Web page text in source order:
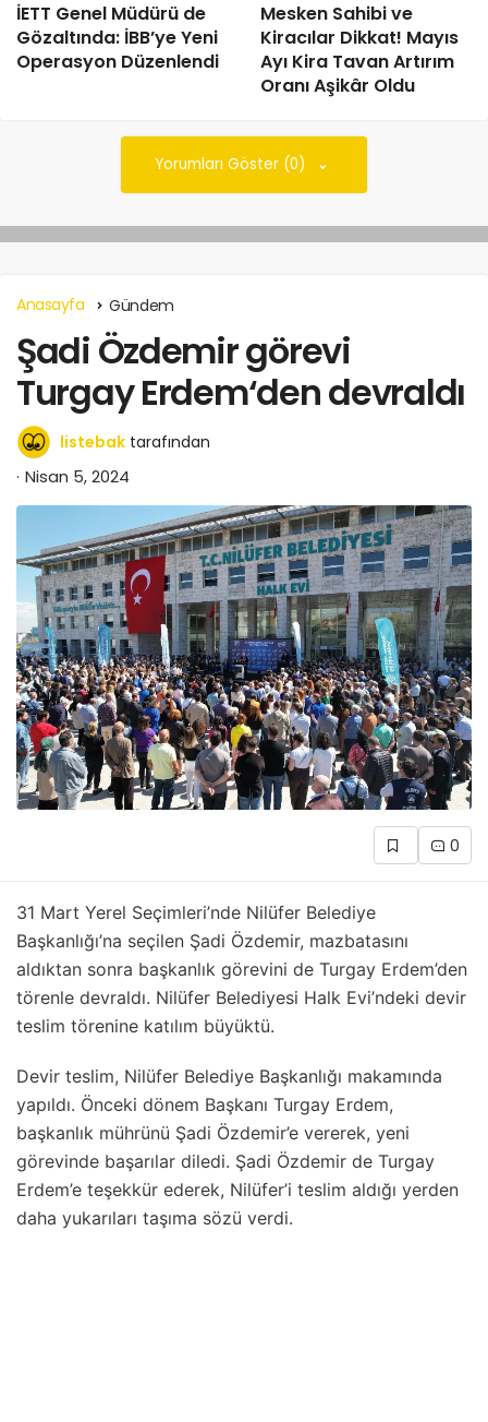
İETT Genel Müdürü de
Gözaltında: İBB’ye Yeni
Operasyon Düzenlendi
Mesken Sahibi ve
Kiracılar Dikkat! Mayıs
Ayı Kira Tavan Artırım
Oranı Aşikâr Oldu
Yorumları Göster (0)
Anasayfa Gündem
Şadi Özdemir görevi
Turgay Erdem‘den devraldı
listebak tarafından
Nisan 5, 2024
0
31 Mart Yerel Seçimleri’nde Nilüfer Belediye
Başkanlığı’na seçilen Şadi Özdemir, mazbatasını
aldıktan sonra başkanlık görevini de Turgay Erdem’den
törenle devraldı. Nilüfer Belediyesi Halk Evi’ndeki devir
teslim törenine katılım büyüktü.
Devir teslim, Nilüfer Belediye Başkanlığı makamında
yapıldı. Önceki dönem Başkanı Turgay Erdem,
başkanlık mührünü Şadi Özdemir’e vererek, yeni
görevinde başarılar diledi. Şadi Özdemir de Turgay
Erdem’e teşekkür ederek, Nilüfer’i teslim aldığı yerden
daha yukarıları taşıma sözü verdi.